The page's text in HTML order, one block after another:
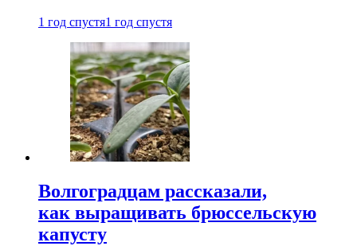
1 год спустя1 год спустя
Волгоградцам рассказали,
как выращивать брюссельскую
капусту